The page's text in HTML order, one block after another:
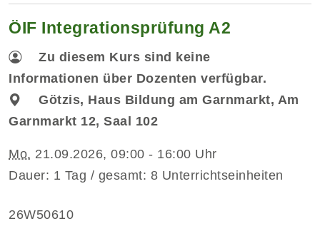
ÖIF Integrationsprüfung A2
Zu diesem Kurs sind keine
Informationen über Dozenten verfügbar.
Götzis, Haus Bildung am Garnmarkt, Am
Garnmarkt 12, Saal 102
Mo. 21.09.2026, 09:00 - 16:00 Uhr
Dauer: 1 Tag / gesamt: 8 Unterrichtseinheiten
26W50610